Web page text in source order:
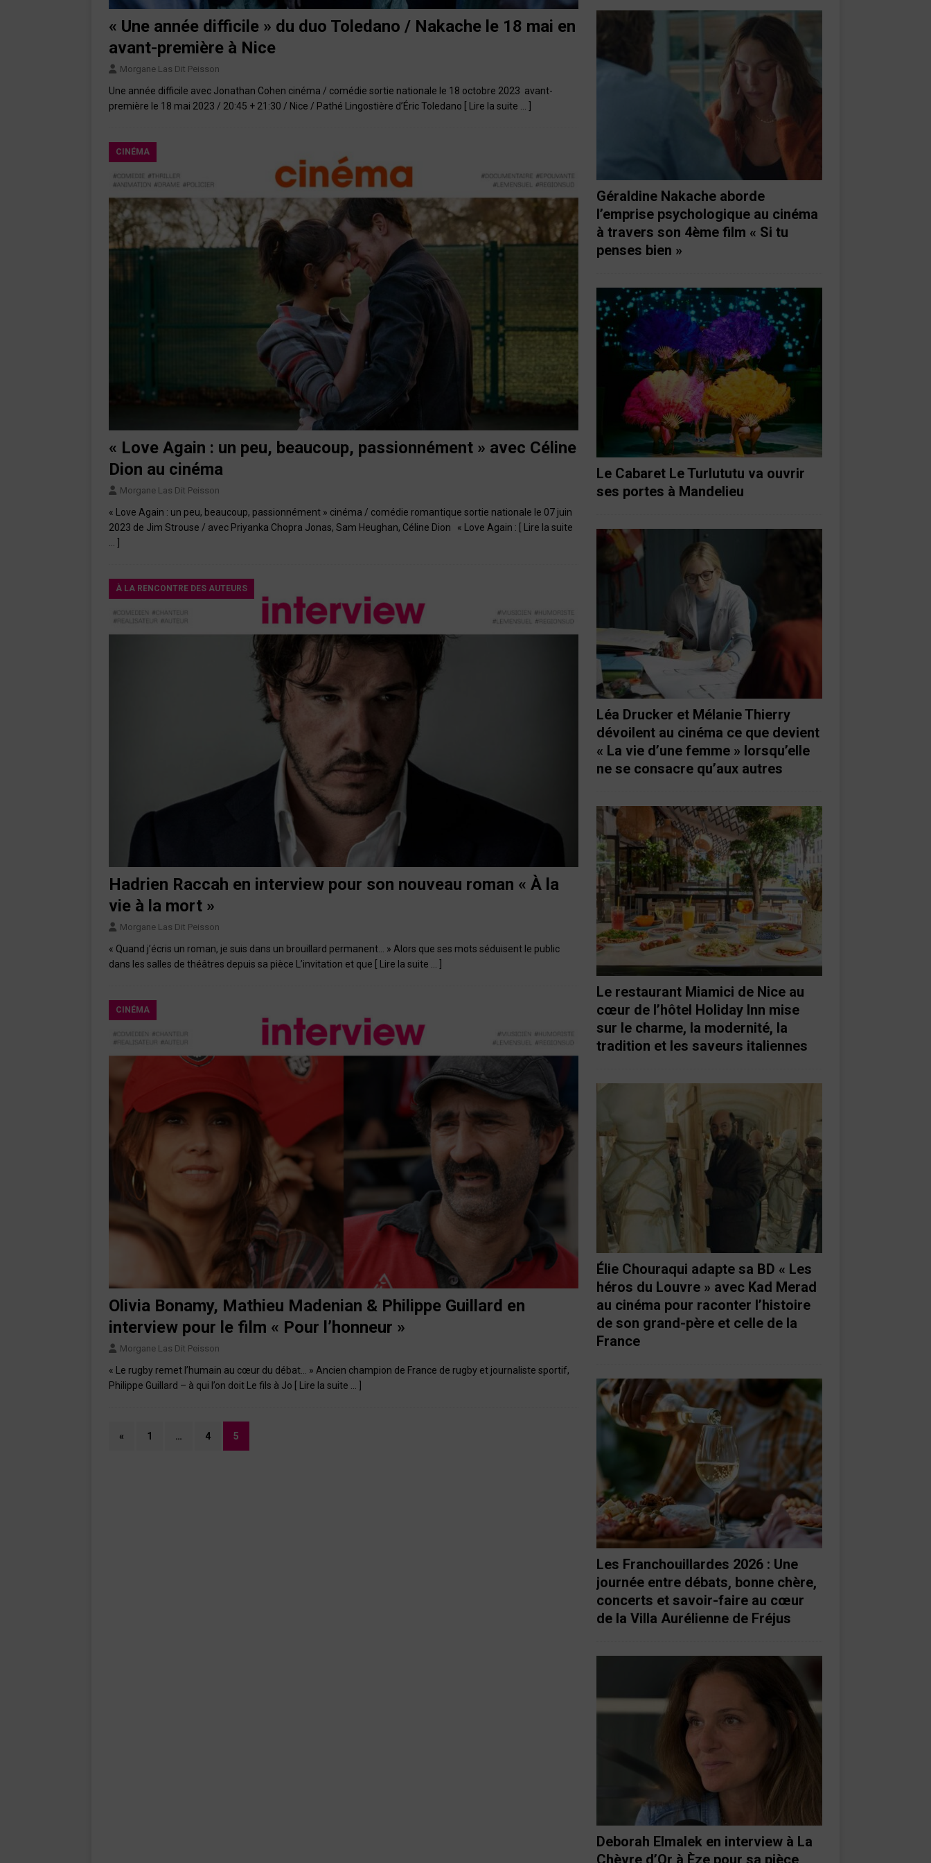
« Une année difficile » du duo Toledano / Nakache le 18 mai en
avant-première à Nice
Morgane Las Dit Peisson
Une année difficile avec Jonathan Cohen cinéma / comédie sortie nationale le 18 octobre 2023 avant-
première le 18 mai 2023 / 20:45 + 21:30 / Nice / Pathé Lingostière d’Éric Toledano
[ Lire la suite … ]
CINÉMA
« Love Again : un peu, beaucoup, passionnément » avec Céline
Dion au cinéma
Morgane Las Dit Peisson
« Love Again : un peu, beaucoup, passionnément » cinéma / comédie romantique sortie nationale le 07 juin
2023 de Jim Strouse / avec Priyanka Chopra Jonas, Sam Heughan, Céline Dion « Love Again :
[ Lire la suite
À LA RENCONTRE DES AUTEURS
Hadrien Raccah en interview pour son nouveau roman « À la
vie à la mort »
Morgane Las Dit Peisson
« Quand j’écris un roman, je suis dans un brouillard permanent… » Alors que ses mots séduisent le public
dans les salles de théâtres depuis sa pièce L’invitation et que
[ Lire la suite … ]
CINÉMA
Olivia Bonamy, Mathieu Madenian & Philippe Guillard en
interview pour le film « Pour l’honneur »
Morgane Las Dit Peisson
« Le rugby remet l’humain au cœur du débat… » Ancien champion de France de rugby et journaliste sportif,
Philippe Guillard – à qui l’on doit Le fils à Jo
[ Lire la suite … ]
« 1 … 4 5
Géraldine Nakache aborde
l’emprise psychologique au cinéma
à travers son 4ème film « Si tu
penses bien »
Le Cabaret Le Turlututu va ouvrir
ses portes à Mandelieu
Léa Drucker et Mélanie Thierry
dévoilent au cinéma ce que devient
« La vie d’une femme » lorsqu’elle
ne se consacre qu’aux autres
Le restaurant Miamici de Nice au
cœur de l’hôtel Holiday Inn mise
sur le charme, la modernité, la
tradition et les saveurs italiennes
Élie Chouraqui adapte sa BD « Les
héros du Louvre » avec Kad Merad
au cinéma pour raconter l’histoire
de son grand-père et celle de la
France
Les Franchouillardes 2026 : Une
journée entre débats, bonne chère,
concerts et savoir-faire au cœur
de la Villa Aurélienne de Fréjus
Deborah Elmalek en interview à La